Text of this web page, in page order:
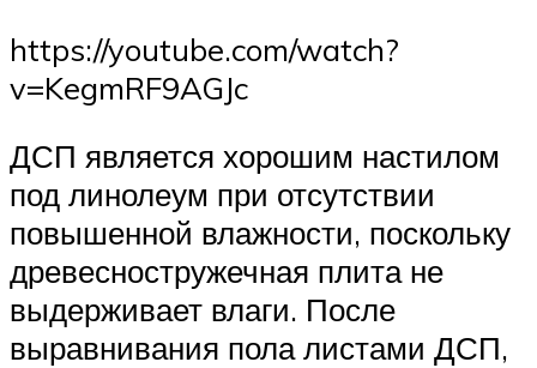
https://youtube.com/watch?
v=KegmRF9AGJc
ДСП является хорошим настилом
под линолеум при отсутствии
повышенной влажности, поскольку
древесностружечная плита не
выдерживает влаги. После
выравнивания пола листами ДСП,